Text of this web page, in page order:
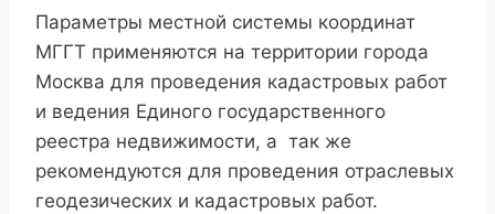
Параметры местной системы координат
МГГТ применяются на территории города
Москва для проведения кадастровых работ
и ведения Единого государственного
реестра недвижимости, а так же
рекомендуются для проведения отраслевых
геодезических и кадастровых работ.